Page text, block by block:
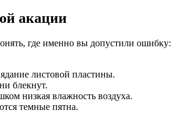
акации
где именно вы допустили ошибку:
листовой пластины.
блекнут.
низкая влажность воздуха.
темные пятна.